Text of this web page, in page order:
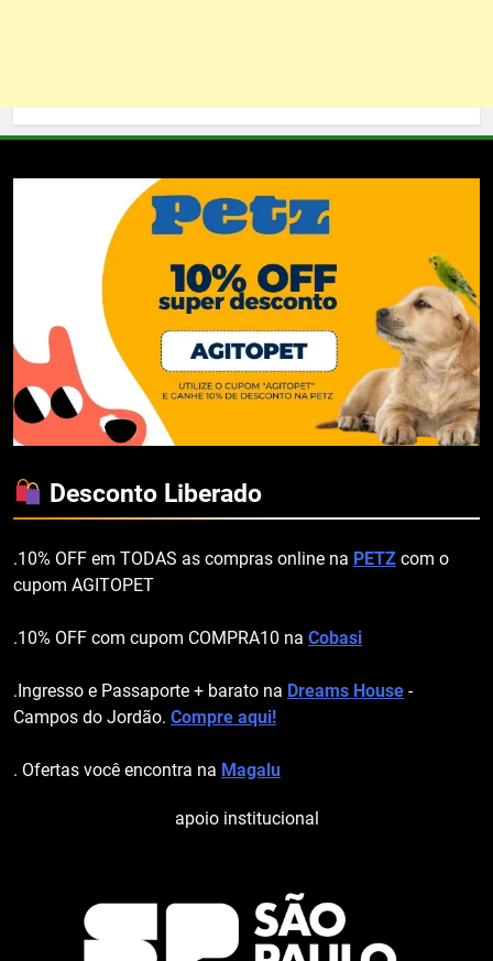
Desconto Liberado
.10% OFF em TODAS as compras online na PETZ com o
cupom AGITOPET
.10% OFF com cupom COMPRA10 na Cobasi
.Ingresso e Passaporte + barato na Dreams House -
Campos do Jordão. Compre aqui!
. Ofertas você encontra na Magalu
apoio institucional